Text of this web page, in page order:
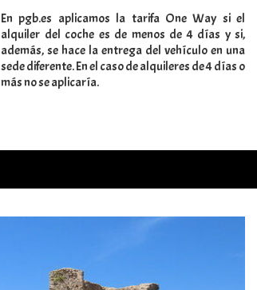
En pgb.es aplicamos la tarifa One Way si el
alquiler del coche es de menos de 4 días y si,
además, se hace la entrega del vehículo en una
sede diferente. En el caso de alquileres de 4 días o
más no se aplicaría.